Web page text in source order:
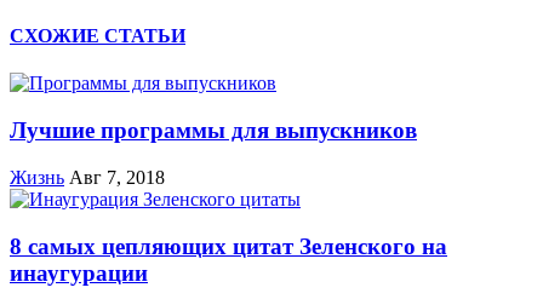
СХОЖИЕ СТАТЬИ
Лучшие программы для выпускников
Жизнь Авг 7, 2018
8 самых цепляющих цитат Зеленского на
инаугурации